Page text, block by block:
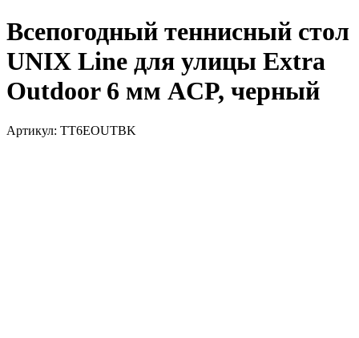
Всепогодный теннисный стол
UNIX Line для улицы Extra
Outdoor 6 мм ACP, черный
Артикул: TT6EOUTBK